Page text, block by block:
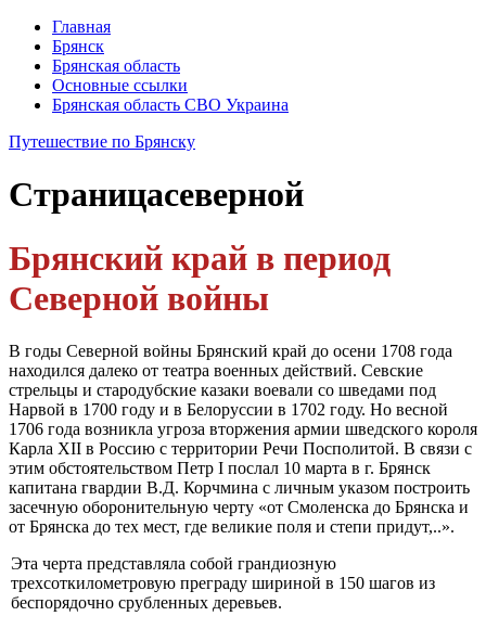
Главная
Брянск
Брянская область
Основные ссылки
Брянская область СВО Украина
Путешествие по Брянску
Страницасеверной
Брянский край в период
Северной войны
В годы Северной войны Брянский край до осени 1708 года
находил­ся далеко от театра военных действий. Севские
стрельцы и стародубские казаки воевали со шведами под
Нарвой в 1700 году и в Белоруссии в 1702 году. Но весной
1706 года возникла угроза вторжения армии шведского короля
Карла XII в Россию с территории Речи Посполитой. В связи с
этим обстоятельством Петр I послал 10 марта в г. Брянск
капитана гвар­дии В.Д. Корчмина с личным указом построить
засечную оборонитель­ную черту «от Смоленска до Брянска и
от Брянска до тех мест, где вели­кие поля и степи придут,..».
Эта черта представляла собой грандиозную
трехсоткилометровую преграду шириной в 150 шагов из
беспорядочно срубленных деревьев.